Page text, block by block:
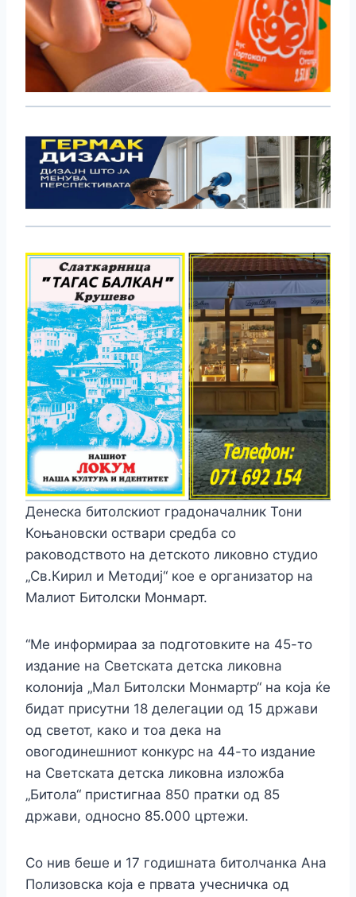
Денеска битолскиот градоначалник Тони
Коњановски оствари средба со
раководството на детското ликовно студио
„Св.Кирил и Методиј“ кое е организатор на
Малиот Битолски Монмарт.
“Ме информираа за подготовките на 45-то
издание на Светската детска ликовна
колонија „Мал Битолски Монмартр“ на која ќе
бидат присутни 18 делегации од 15 држави
од светот, како и тоа дека на
овогодинешниот конкурс на 44-то издание
на Светската детска ликовна изложба
„Битола“ пристигнаа 850 пратки од 85
држави, односно 85.000 цртежи.
Со нив беше и 17 годишната битолчанка Ана
Полизовска која е првата учесничка од